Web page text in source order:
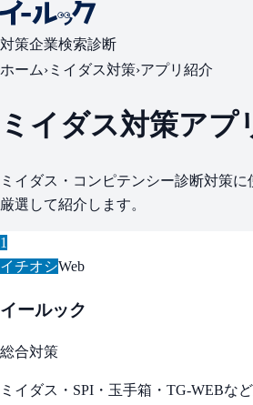
対策企業検索診断
ホーム› ミイダス対策›アプリ紹介
ミイダス対策アプ
ミイダス・コンピテンシー診断対策
厳選して紹介します。
1
イチオシWeb
イールック
総合対策
ミイダス・SPI・玉手箱・TG-WEBな